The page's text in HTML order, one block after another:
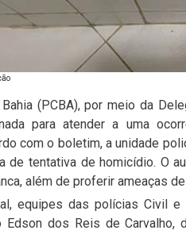
(PCBA), por meio da
para atender a uma
com o boletim, a unidade
de tentativa de homicídio. O
além de proferir ameaças
equipes das polícias Civil
Edson dos Reis de